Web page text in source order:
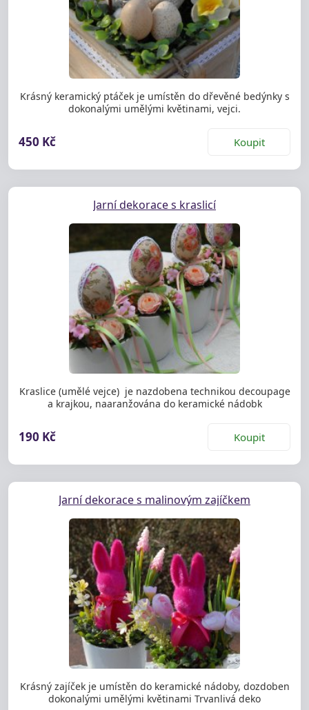
Krásný keramický ptáček je umístěn do dřevěné bedýnky s
dokonalými umělými květinami, vejci.
450 Kč Koupit
Jarní dekorace s kraslicí
Kraslice (umělé vejce) je nazdobena technikou decoupage
a krajkou, naaranžována do keramické nádobk
190 Kč Koupit
Jarní dekorace s malinovým zajíčkem
Krásný zajíček je umístěn do keramické nádoby, dozdoben
dokonalými umělými květinami Trvanlivá deko